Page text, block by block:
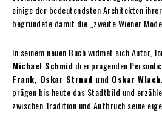
einige der bedeutendsten Architekten
begründete damit die „zweite Wiener
In seinem neuen Buch widmet sich Autor,
Michael Schmid drei prägenden
Frank, Oskar Strnad und Oskar Wlach
prägen bis heute das Stadtbild und
zwischen Tradition und Aufbruch seine